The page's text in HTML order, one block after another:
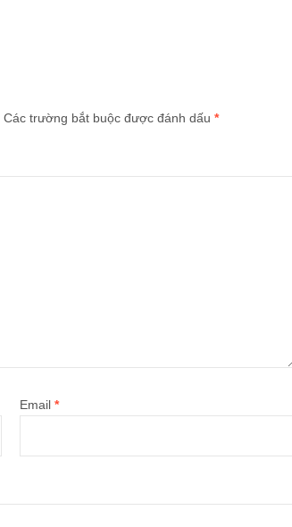
Các trường bắt buộc được đánh dấu *
Email *